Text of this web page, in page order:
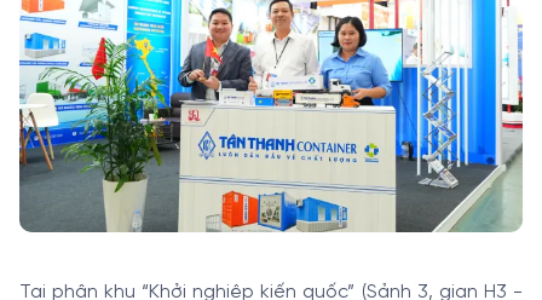
Tại phân khu “Khởi nghiệp kiến quốc” (Sảnh 3, gian H3 -